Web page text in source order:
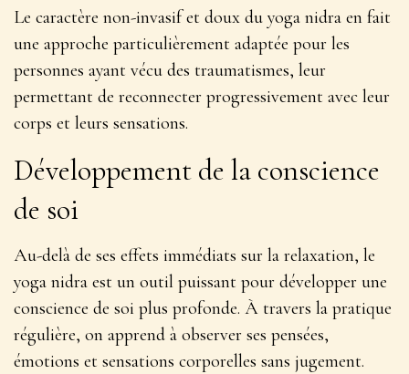
Le caractère non-invasif et doux du yoga nidra en fait
une approche particulièrement adaptée pour les
personnes ayant vécu des traumatismes, leur
permettant de reconnecter progressivement avec leur
corps et leurs sensations.
Développement de la conscience
de soi
Au-delà de ses effets immédiats sur la relaxation, le
yoga nidra est un outil puissant pour développer une
conscience de soi plus profonde. À travers la pratique
régulière, on apprend à observer ses pensées,
émotions et sensations corporelles sans jugement.